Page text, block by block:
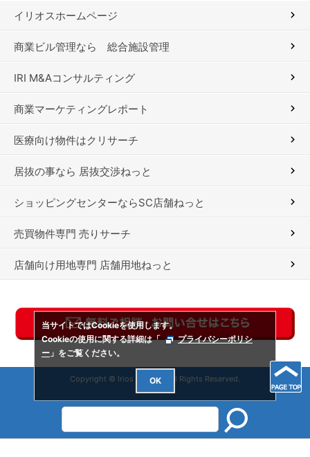
イリオスホームページ
商業ビル管理なら 総合施設管理
IRI M&Aコンサルティング
商業マーケティングレポート
医療向け物件はクリサーチ
居抜の事なら 居抜交渉ねっと
ショッピングセンターならSC店舗ねっと
売買物件専門 売りサーチ
店舗向け用地専門 店舗用地ねっと
Copyright © Irios Co., Ltd. All Rights Reserved.
当サイトではCookieを使用します。
Cookieの使用に関する詳細は「
プライバシーポリシ
ー 」をご覧ください。
OK